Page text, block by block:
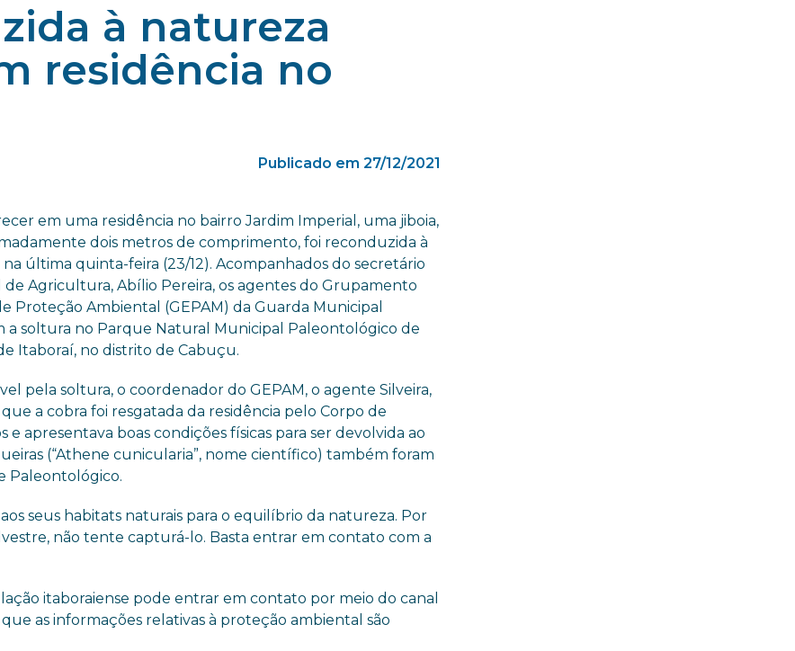
à natureza
residência no
Publicado em 27/12/2021
em uma residência no bairro Jardim Imperial, uma jiboia,
dois metros de comprimento, foi reconduzida à
última quinta-feira (23/12). Acompanhados do secretário
de Agricultura, Abílio Pereira, os agentes do Grupamento
Proteção Ambiental (GEPAM) da Guarda Municipal
a soltura no Parque Natural Municipal Paleontológico de
Itaboraí, no distrito de Cabuçu.
pela soltura, o coordenador do GEPAM, o agente Silveira,
a cobra foi resgatada da residência pelo Corpo de
e apresentava boas condições físicas para ser devolvida ao
(“Athene cunicularia”, nome científico) também foram
Paleontológico.
seus habitats naturais para o equilíbrio da natureza. Por
não tente capturá-lo. Basta entrar em contato com a
itaboraiense pode entrar em contato por meio do canal
as informações relativas à proteção ambiental são